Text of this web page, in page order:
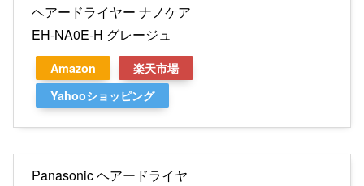
ヘアードライヤー ナノケア
EH-NA0E-H グレージュ
Amazon
楽天市場
Yahooショッピング
Panasonic ヘアードライヤ